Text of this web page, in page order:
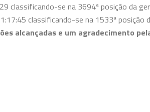
classificando-se na 3694ª posição da
classificando-se na 1533ª posição
alcançadas e um agradecimento